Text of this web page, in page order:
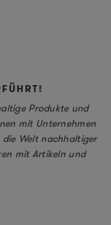
Produkte und
mit Unternehmen
Welt nachhaltiger
mit Artikeln und